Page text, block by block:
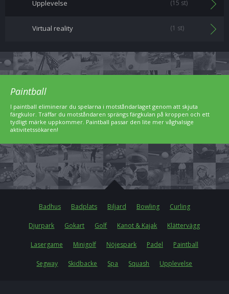
Upplevelse (15 st)
Virtual reality (1 st)
Paintball
I paintball eliminerar du spelarna i motståndarlaget genom att skjuta
färgkulor. Träffar du motståndaren sprängs färgkulan på kroppen och ett
tydligt märke uppkommer. Paintball passar den lite mer våghalsige
aktivitetssökaren!
Badhus Badplats Biljard Bowling Curling
Djurpark Gokart Golf Kanot & Kajak Klättervägg
Lasergame Minigolf Nöjespark Padel Paintball
Segway Skidbacke Spa Squash Upplevelse